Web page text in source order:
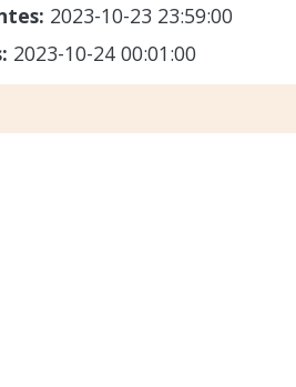
2023-10-23 23:59:00
2023-10-24 00:01:00